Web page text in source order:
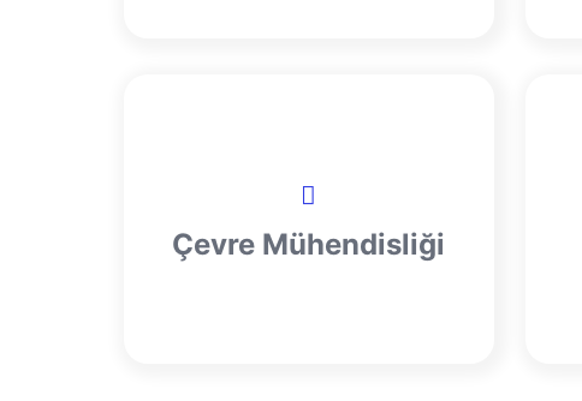
Çevre Mühendisliği